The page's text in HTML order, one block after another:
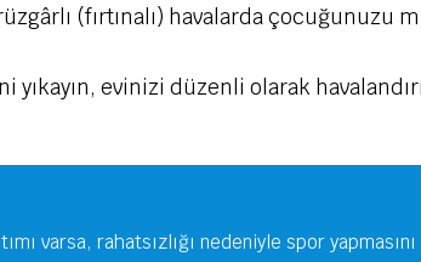
(fırtınalı) havalarda çocuğunuzu
yıkayın, evinizi düzenli olarak
varsa, rahatsızlığı nedeniyle spor